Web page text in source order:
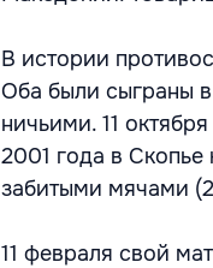
В истории
Оба были сыграны
ничьими. 11
2001 года в
забитыми мячами
11 февраля свой